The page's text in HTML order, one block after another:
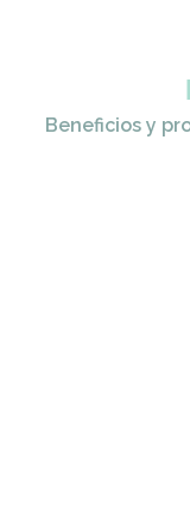
Beneficios y